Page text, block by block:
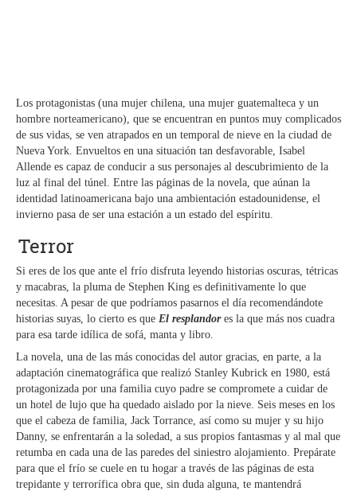
Los protagonistas (una mujer chilena, una mujer guatemalteca y un
hombre norteamericano), que se encuentran en puntos muy complicados
de sus vidas, se ven atrapados en un temporal de nieve en la ciudad de
Nueva York. Envueltos en una situación tan desfavorable, Isabel
Allende es capaz de conducir a sus personajes al descubrimiento de la
luz al final del túnel. Entre las páginas de la novela, que aúnan la
identidad latinoamericana bajo una ambientación estadounidense, el
invierno pasa de ser una estación a un estado del espíritu.
Terror
Si eres de los que ante el frío disfruta leyendo historias oscuras, tétricas
y macabras, la pluma de Stephen King es definitivamente lo que
necesitas. A pesar de que podríamos pasarnos el día recomendándote
historias suyas, lo cierto es que El resplandores la que más nos cuadra
para esa tarde idílica de sofá, manta y libro.
La novela, una de las más conocidas del autor gracias, en parte, a la
adaptación cinematográfica que realizó Stanley Kubrick en 1980, está
protagonizada por una familia cuyo padre se compromete a cuidar de
un hotel de lujo que ha quedado aislado por la nieve. Seis meses en los
que el cabeza de familia, Jack Torrance, así como su mujer y su hijo
Danny, se enfrentarán a la soledad, a sus propios fantasmas y al mal que
retumba en cada una de las paredes del siniestro alojamiento. Prepárate
para que el frío se cuele en tu hogar a través de las páginas de esta
trepidante y terrorífica obra que, sin duda alguna, te mantendrá